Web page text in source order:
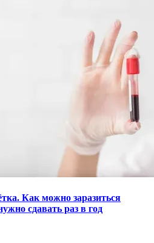
Как можно заразиться
сдавать раз в год